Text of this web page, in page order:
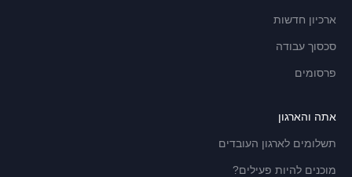
ארכיון חדשות
סכסוך עבודה
פרסומים
אתה והארגון
תשלומים לארגון העובדים
מוכנים להיות פעילים?